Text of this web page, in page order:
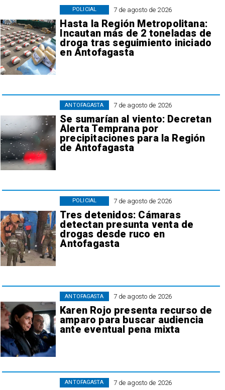
7 de agosto de 2026
Hasta la Región Metropolitana:
Incautan más de 2 toneladas de
droga tras seguimiento iniciado
en Antofagasta
POLICIAL
7 de agosto de 2026
Se sumarían al viento: Decretan
Alerta Temprana por
precipitaciones para la Región
de Antofagasta
ANTOFAGASTA
7 de agosto de 2026
Tres detenidos: Cámaras
detectan presunta venta de
drogas desde ruco en
Antofagasta
POLICIAL
7 de agosto de 2026
Karen Rojo presenta recurso de
amparo para buscar audiencia
ante eventual pena mixta
ANTOFAGASTA
7 de agosto de 2026
ANTOFAGASTA